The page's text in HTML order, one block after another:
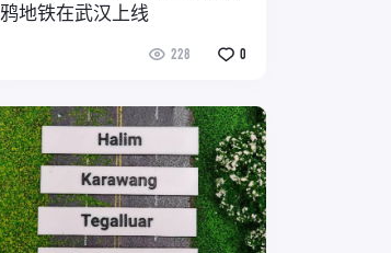
鸦地铁在武汉上线
228 0